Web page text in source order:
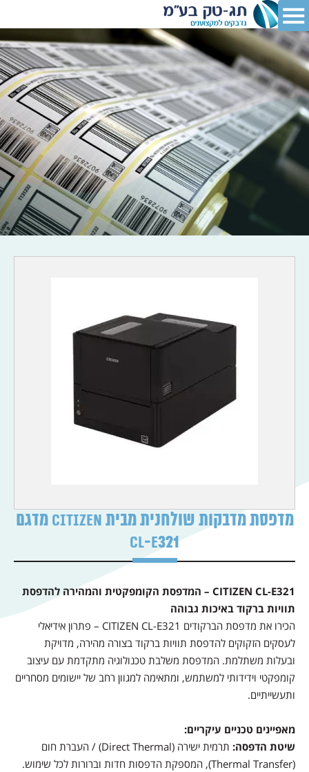
מדפסת מדבקות שולחנית מבית CITIZEN מדגם
CL-E321
CITIZEN CL-E321 – המדפסת הקומפקטית והמהירה להדפסת
תוויות ברקוד באיכות גבוהה
הכירו את מדפסת הברקודים CITIZEN CL-E321 – פתרון אידיאלי
לעסקים הזקוקים להדפסת תוויות ברקוד בצורה מהירה, מדויקת
ובעלות משתלמת. המדפסת משלבת טכנולוגיה מתקדמת עם עיצוב
קומפקטי וידידותי למשתמש, ומתאימה למגוון רחב של יישומים מסחריים
ותעשייתיים.
מאפיינים טכניים עיקריים:
שיטת הדפסה:
תרמית ישירה (Direct Thermal) / העברת חום
(Thermal Transfer), המספקת הדפסות חדות וברורות לכל שימוש.